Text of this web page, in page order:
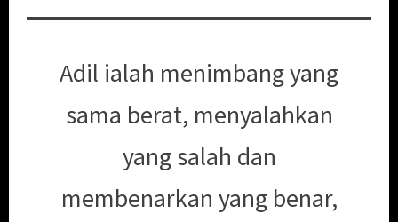
Adil ialah menimbang yang
sama berat, menyalahkan
yang salah dan
membenarkan yang benar,